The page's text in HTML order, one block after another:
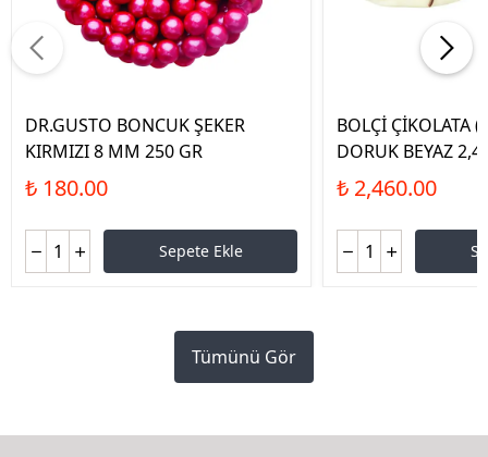
DR.GUSTO BONCUK ŞEKER
KIRMIZI 8 MM 250 GR
₺ 180.00
Sepete Ekle
BOLÇİ ÇİKOLATA
DORUK BEYAZ 2,4
₺ 2,460.00
Tümünü Gör